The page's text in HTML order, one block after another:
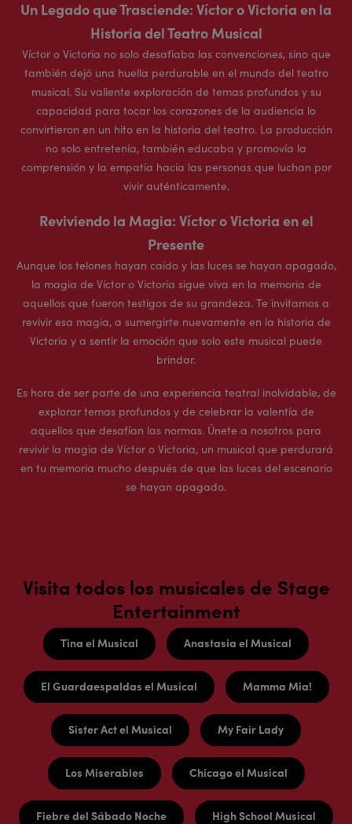
Un Legado que Trasciende: Víctor o Victoria en la
Historia del Teatro Musical
Víctor o Victoria no solo desafiaba las convenciones, sino que
también dejó una huella perdurable en el mundo del teatro
musical. Su valiente exploración de temas profundos y su
capacidad para tocar los corazones de la audiencia lo
convirtieron en un hito en la historia del teatro. La producción
no solo entretenía, también educaba y promovía la
comprensión y la empatía hacia las personas que luchan por
vivir auténticamente.
Reviviendo la Magia: Víctor o Victoria en el
Presente
Aunque los telones hayan caído y las luces se hayan apagado,
la magia de Víctor o Victoria sigue viva en la memoria de
aquellos que fueron testigos de su grandeza. Te invitamos a
revivir esa magia, a sumergirte nuevamente en la historia de
Victoria y a sentir la emoción que solo este musical puede
brindar.
Es hora de ser parte de una experiencia teatral inolvidable, de
explorar temas profundos y de celebrar la valentía de
aquellos que desafían las normas. Únete a nosotros para
revivir la magia de Víctor o Victoria, un musical que perdurará
en tu memoria mucho después de que las luces del escenario
se hayan apagado.
Visita todos los musicales de Stage
Entertainment
Tina el Musical Anastasia el Musical
El Guardaespaldas el Musical Mamma Mia!
Sister Act el Musical My Fair Lady
Los Miserables Chicago el Musical
Fiebre del Sábado Noche High School Musical